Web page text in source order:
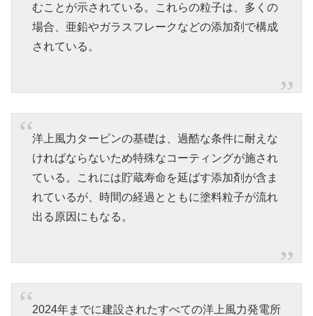
むことが示されている。これらの粒子は、多くの
場合、亜鉛やガラスフレークなどの添加剤で構成
されている。
洋上風力タービンの基礎は、過酷な条件に耐えな
ければならないため特殊なコーティングが施され
ている。これには貯蔵寿命を延ばす添加剤が含ま
れているが、時間の経過とともに塗料粒子が流れ
出る原因にもなる。
2024年までに建設されたすべての洋上風力発電所